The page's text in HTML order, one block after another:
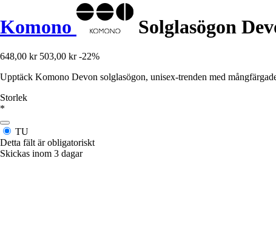
Komono Solglasögon
648,00 kr 503,00 kr -22%
Upptäck Komono Devon solglasögon, unisex-trenden med
Storlek
*
TU
Detta fält är obligatoriskt
Skickas inom 3 dagar